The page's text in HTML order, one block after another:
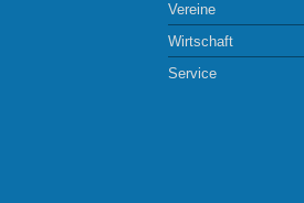
Vereine
Wirtschaft
Service